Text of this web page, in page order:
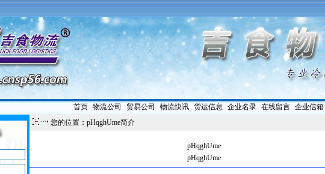
首页| 物流公司 贸易公司 物流快讯| 货运信息 企业名录| 在线留言| 企业信箱
您的位置：pHqghUme简介
pHqghUme
pHqghUme